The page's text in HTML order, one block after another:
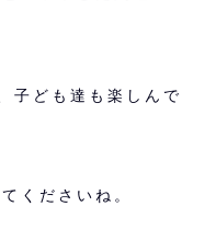
子ども達も楽しんで
くださいね。